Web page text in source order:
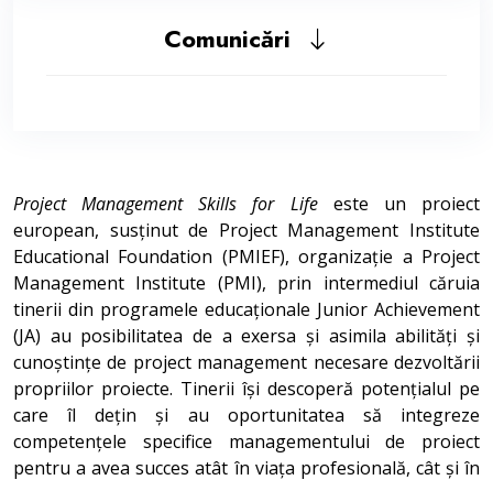
Comunicări
Project Management Skills for Lifeeste un proiect
european, susținut de Project Management Institute
Educational Foundation (PMIEF), organizație a Project
Management Institute (PMI), prin intermediul căruia
tinerii din programele educaționale Junior Achievement
(JA) au posibilitatea de a exersa și asimila abilități și
cunoștințe de project management necesare dezvoltării
propriilor proiecte. Tinerii își descoperă potențialul pe
care îl dețin și au oportunitatea să integreze
competențele specifice managementului de proiect
pentru a avea succes atât în viața profesională, cât și în